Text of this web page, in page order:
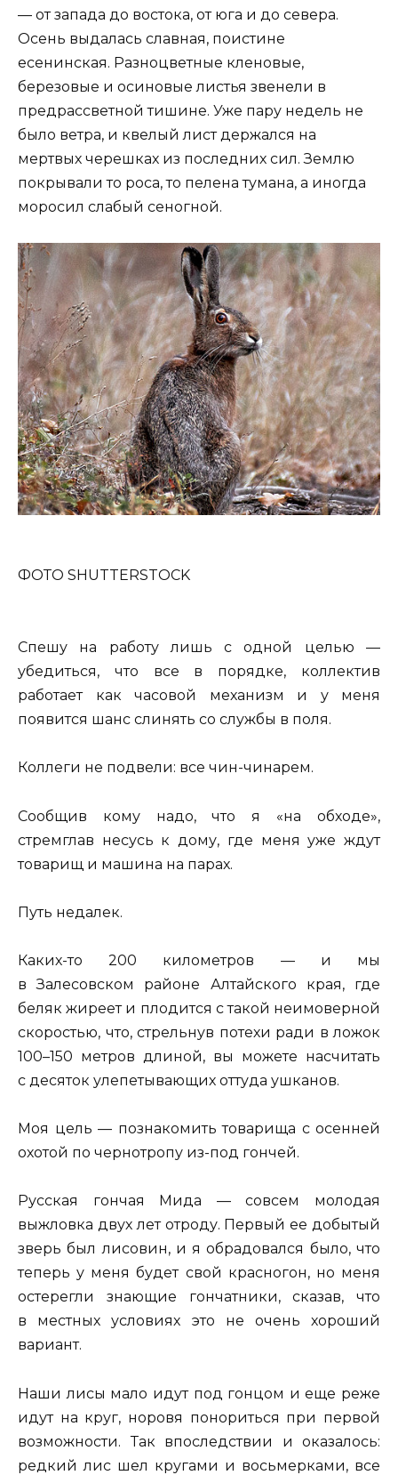
— от запада до востока, от юга и до севера.
Осень выдалась славная, поистине
есенинская. Разноцветные кленовые,
березовые и осиновые листья звенели в
предрассветной тишине. Уже пару недель не
было ветра, и квелый лист держался на
мертвых черешках из последних сил. Землю
покрывали то роса, то пелена тумана, а иногда
моросил слабый сеногной.
ФОТО SHUTTERSTOCK
Спешу на работу лишь с одной целью —
убедиться, что все в порядке, коллектив
работает как часовой механизм и у меня
появится шанс слинять со службы в поля.
Коллеги не подвели: все чин-чинарем.
Сообщив кому надо, что я «на обходе»,
стремглав несусь к дому, где меня уже ждут
товарищ и машина на парах.
Путь недалек.
Каких-то 200 километров — и мы
в Залесовском районе Алтайского края, где
беляк жиреет и плодится с такой неимоверной
скоростью, что, стрельнув потехи ради в ложок
100–150 метров длиной, вы можете насчитать
с десяток улепетывающих оттуда ушканов.
Моя цель — познакомить товарища с осенней
охотой по чернотропу из-под гончей.
Русская гончая Мида — совсем молодая
выжловка двух лет отроду. Первый ее добытый
зверь был лисовин, и я обрадовался было, что
теперь у меня будет свой красногон, но меня
остерегли знающие гончатники, сказав, что
в местных условиях это не очень хороший
вариант.
Наши лисы мало идут под гонцом и еще реже
идут на круг, норовя понориться при первой
возможности. Так впоследствии и оказалось:
редкий лис шел кругами и восьмерками, все